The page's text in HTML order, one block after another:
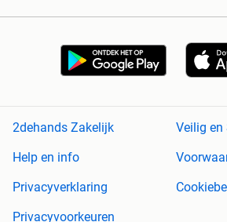
2dehands Zakelijk
Veilig en
Help en info
Privacyverklaring
Privacyvoorkeuren